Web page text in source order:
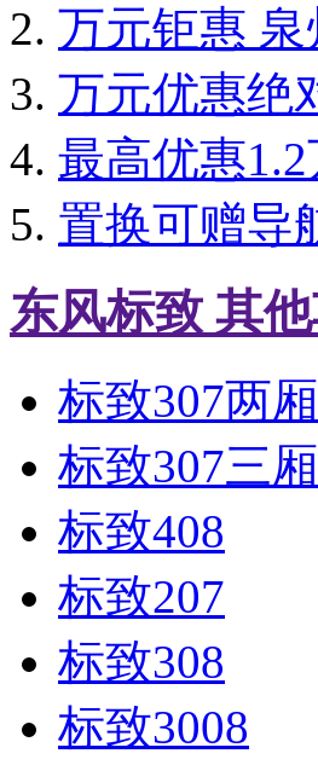
万元钜惠
万元优惠绝
最高优惠
置换可赠导
东风标致 其
标致307两厢
标致307三厢
标致408
标致207
标致308
标致3008